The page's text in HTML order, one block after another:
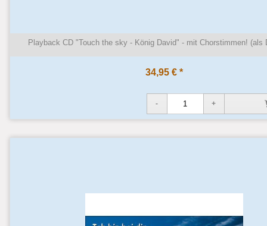
Playback CD "Touch the sky - König David" - mit Chorstimmen! (als
34,95 € *